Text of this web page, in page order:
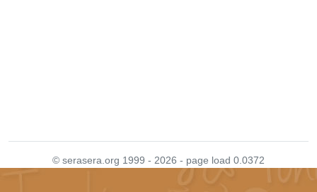
© serasera.org 1999 - 2026 - page load 0.0372